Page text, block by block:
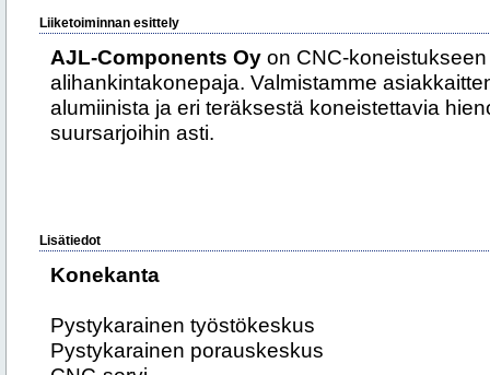
Liiketoiminnan esittely
AJL-Components Oy on CNC-
alihankintakonepaja. Valmistamme
alumiinista ja eri teräksestä koneistettavia
suursarjoihin asti.
Lisätiedot
Konekanta
Pystykarainen työstökeskus
Pystykarainen porauskeskus